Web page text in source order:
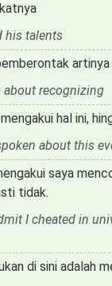
his talents
about recognizing
hal ini,
about this
saya
tidak.
I cheated in
di sini adalah